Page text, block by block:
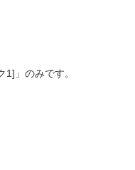
」のみです。